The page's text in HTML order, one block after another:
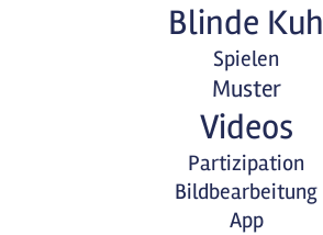
Blinde Kuh
Spielen
Muster
Videos
Partizipation
Bildbearbeitung
App